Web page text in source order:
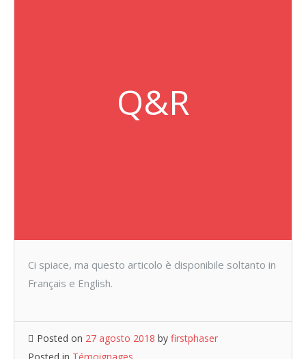
Q&R
Ci spiace, ma questo articolo è disponibile soltanto in
Français e English.
Posted on 27 agosto 2018 by firstphaser